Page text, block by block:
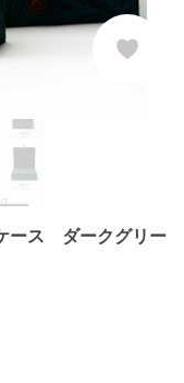
ース ダークグリー